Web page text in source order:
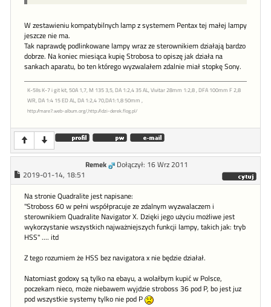
W zestawieniu kompatybilnych lamp z systemem Pentax tej małej lampy
jeszcze nie ma.
Tak naprawdę podlinkowane lampy wraz ze sterownikiem działają bardzo
dobrze. Na koniec miesiąca kupię Strobosa to opiszę jak działa na
sankach aparatu, bo ten którego wyzwalałem zdalnie miał stopkę Sony.
K-5IIs K-7 i git kit, 50A 1,7, M 135 3,5, DA 1:2,4 35 AL, Vivitar 28mm 1:2,8 , DFA 100mm F 2,8
WR, DA 1:4 15 ED AL, DA 1:2,4 70,DA1:1,8 50mm ,
http://mare7.web-album.org/,http://idzi-derek.flog.pl/
Remek
Dołączył: 16 Wrz 2011
2019-01-14, 18:51
Na stronie Quadralite jest napisane:
"Stroboss 60 w pełni współpracuje ze zdalnym wyzwalaczem i
sterownikiem Quadralite Navigator X. Dzięki jego użyciu możliwe jest
wykorzystanie wszystkich najważniejszych funkcji lampy, takich jak: tryb
HSS" .... itd
Z tego rozumiem że HSS bez navigatora x nie będzie działał.
Natomiast godoxy są tylko na ebayu, a wolałbym kupić w Polsce,
poczekam nieco, może niebawem wyjdzie stroboss 36 pod P, bo jest juz
pod wszystkie systemy tylko nie pod P